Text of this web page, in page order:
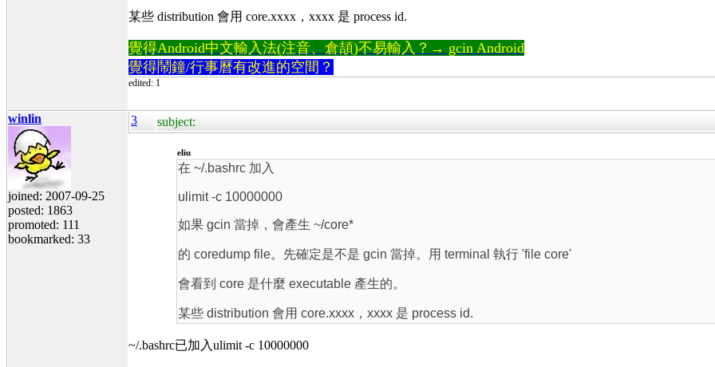
某些 distribution 會用 core.xxxx，xxxx 是 process id.
覺得Android中文輸入法(注音、倉頡)不易輸入？→ gcin Android
覺得鬧鐘/行事曆有改進的空間？
edited: 1
winlin
joined: 2007-09-25
posted: 1863
promoted: 111
bookmarked: 33
3 subject:
eliu
在 ~/.bashrc 加入
ulimit -c 10000000
如果 gcin 當掉，會產生 ~/core*
的 coredump file。先確定是不是 gcin 當掉。用 terminal 執行 'file core'
會看到 core 是什麼 executable 產生的。
某些 distribution 會用 core.xxxx，xxxx 是 process id.
~/.bashrc已加入ulimit -c 10000000